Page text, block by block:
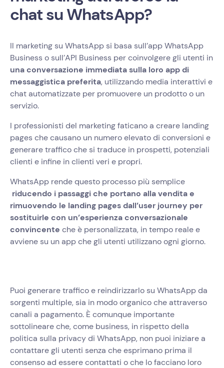
chat su WhatsApp?
Il marketing su WhatsApp si basa sull’app WhatsApp
Business o sull’API Business per coinvolgere gli utenti in
una conversazione immediata sulla loro app di
messaggistica preferita, utilizzando media interattivi e
chat automatizzate per promuovere un prodotto o un
servizio.
I professionisti del marketing faticano a creare landing
pages che causano un numero elevato di conversioni e
generare traffico che si traduce in prospetti, potenziali
clienti e infine in clienti veri e propri.
WhatsApp rende questo processo più semplice
riducendo i passaggi che portano alla vendita e
rimuovendo le landing pages dall’user journey per
sostituirle con un’esperienza conversazionale
convincente che è personalizzata, in tempo reale e
avviene su un app che gli utenti utilizzano ogni giorno.
Puoi generare traffico e reindirizzarlo su WhatsApp da
sorgenti multiple, sia in modo organico che attraverso
canali a pagamento. È comunque importante
sottolineare che, come business, in rispetto della
politica sulla privacy di WhatsApp, non puoi iniziare a
contattare gli utenti senza che esprimano prima il
consenso ad essere contattati o che lo facciano loro